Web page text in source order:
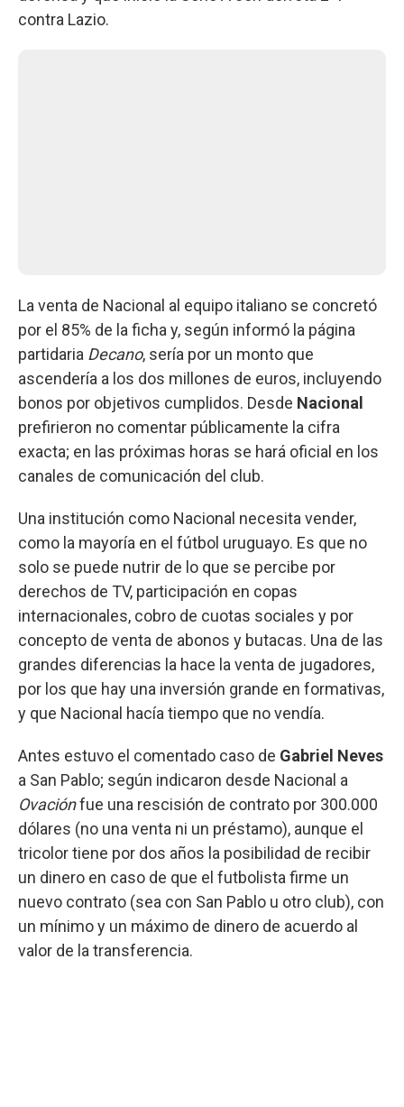
contra Lazio.
La venta de Nacional al equipo italiano se concretó
por el 85% de la ficha y, según informó la página
partidaria Decano, sería por un monto que
ascendería a los dos millones de euros, incluyendo
bonos por objetivos cumplidos. Desde Nacional
prefirieron no comentar públicamente la cifra
exacta; en las próximas horas se hará oficial en los
canales de comunicación del club.
Una institución como Nacional necesita vender,
como la mayoría en el fútbol uruguayo. Es que no
solo se puede nutrir de lo que se percibe por
derechos de TV, participación en copas
internacionales, cobro de cuotas sociales y por
concepto de venta de abonos y butacas. Una de las
grandes diferencias la hace la venta de jugadores,
por los que hay una inversión grande en formativas,
y que Nacional hacía tiempo que no vendía.
Antes estuvo el comentado caso de Gabriel Neves
a San Pablo; según indicaron desde Nacional a
Ovaciónfue una rescisión de contrato por 300.000
dólares (no una venta ni un préstamo), aunque el
tricolor tiene por dos años la posibilidad de recibir
un dinero en caso de que el futbolista firme un
nuevo contrato (sea con San Pablo u otro club), con
un mínimo y un máximo de dinero de acuerdo al
valor de la transferencia.